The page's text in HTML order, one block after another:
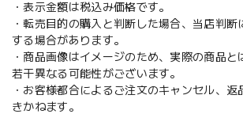
・表示金額は税込み価格です。
・転売目的の購入と判断した場合、当店判
する場合があります。
・商品画像はイメージのため、実際の商品
若干異なる可能性がございます。
・お客様都合によるご注文のキャンセル、
きかねます。